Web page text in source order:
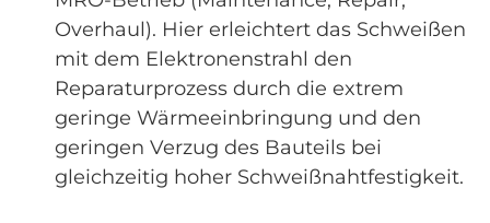
Overhaul). Hier erleichtert das Schweißen
mit dem Elektronenstrahl den
Reparaturprozess durch die extrem
geringe Wärmeeinbringung und den
geringen Verzug des Bauteils bei
gleichzeitig hoher Schweißnahtfestigkeit.